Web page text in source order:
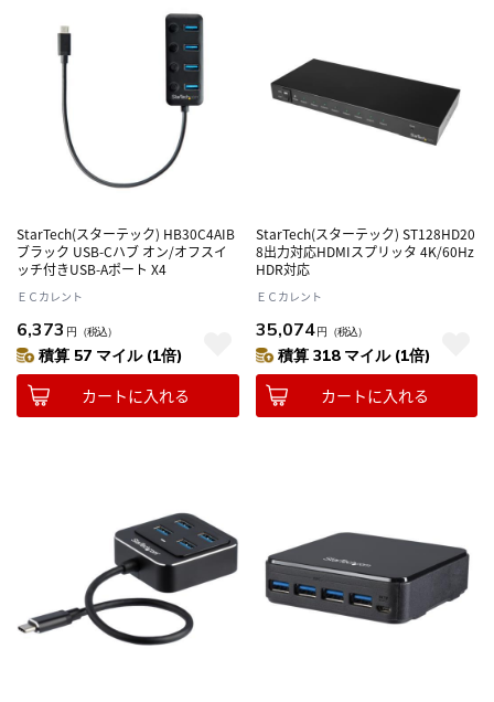
StarTech(スターテック) HB30C4AIB
ブラック USB-Cハブ オン/オフスイ
ッチ付きUSB-Aポート X4
ＥＣカレント
6,373 円 （税込）
積算 57 マイル (1倍)
カートに入れる
StarTech(スターテック) ST128HD20
8出力対応HDMIスプリッタ 4K/60Hz
HDR対応
ＥＣカレント
35,074円 （税込）
積算 318 マイル (1倍)
カートに入れる